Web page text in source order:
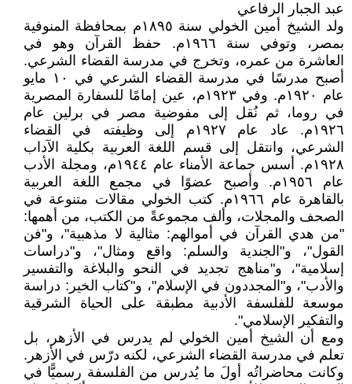
عبد الجبار الرفاعي
ولد الشيخ أمين الخولي سنة ١٨٩٥م بمحافظة المنوفية
بمصر، وتوفي سنة ١٩٦٦م. حفظ القرآن وهو في
العاشرة من عمره، وتخرج في مدرسة القضاء الشرعي.
أصبح مدرسًا في مدرسة القضاء الشرعي في ١٠ مايو
عام ١٩٢٠م. وفي ١٩٢٣م، عين إمامًا للسفارة المصرية
في روما، ثم نُقل إلى مفوضية مصر في برلين عام
١٩٢٦م. عاد عام ١٩٢٧م إلى وظيفته في القضاء
الشرعي، وانتقل إلى قسم اللغة العربية بكلية الآداب
١٩٢٨م. أسس جماعة الأمناء عام ١٩٤٤م، ومجلة الأدب
عام ١٩٥٦م. وأصبح عضوًا في مجمع اللغة العربية
بالقاهرة عام ١٩٦٦م. كتب الخولي مقالات متنوعة في
الصحف والمجلات، وألف مجموعةً من الكتب، من أهمها:
"من هدي القرآن في أموالهم: مثالية لا مذهبية"، و"فن
القول"، و"الجندية والسلم: واقع ومثال"، و"دراسات
إسلامية"، و"مناهج تجديد في النحو والبلاغة والتفسير
والأدب"، و"المجددون في الإسلام"، و"كتاب الخير: دراسة
موسعة للفلسفة الأدبية مطبقة على الحياة الشرقية
والتفكير الإسلامي".
ومع أن الشيخ أمين الخولي لم يدرس في الأزهر، بل
تعلم في مدرسة القضاء الشرعي، لكنه درّس في الأزهر.
وكانت محاضراتُه أولَ ما يُدرس من الفلسفة رسميًّا في